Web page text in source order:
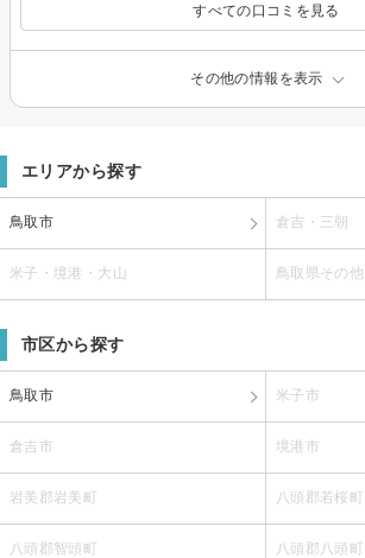
すべての口コミを見る
その他の情報を表示
エリアから探す
鳥取市 倉吉・三朝
米子・境港・大山 鳥取県その他
市区から探す
鳥取市 米子市
倉吉市 境港市
岩美郡岩美町 八頭郡若桜町
八頭郡智頭町 八頭郡八頭町